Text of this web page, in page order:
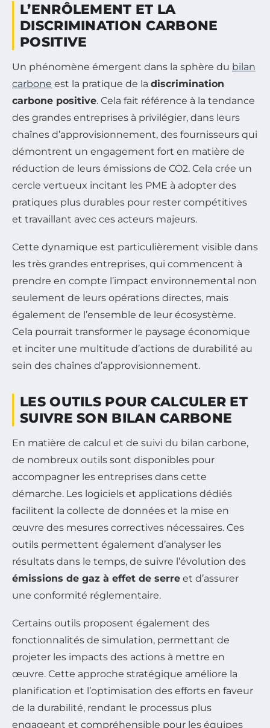
L’ENRÔLEMENT ET LA
DISCRIMINATION CARBONE
POSITIVE
Un phénomène émergent dans la sphère du bilan
carbone est la pratique de la discrimination
carbone positive. Cela fait référence à la tendance
des grandes entreprises à privilégier, dans leurs
chaînes d’approvisionnement, des fournisseurs qui
démontrent un engagement fort en matière de
réduction de leurs émissions de CO2. Cela crée un
cercle vertueux incitant les PME à adopter des
pratiques plus durables pour rester compétitives
et travaillant avec ces acteurs majeurs.
Cette dynamique est particulièrement visible dans
les très grandes entreprises, qui commencent à
prendre en compte l’impact environnemental non
seulement de leurs opérations directes, mais
également de l’ensemble de leur écosystème.
Cela pourrait transformer le paysage économique
et inciter une multitude d’actions de durabilité au
sein des chaînes d’approvisionnement.
LES OUTILS POUR CALCULER ET
SUIVRE SON BILAN CARBONE
En matière de calcul et de suivi du bilan carbone,
de nombreux outils sont disponibles pour
accompagner les entreprises dans cette
démarche. Les logiciels et applications dédiés
facilitent la collecte de données et la mise en
œuvre des mesures correctives nécessaires. Ces
outils permettent également d’analyser les
résultats dans le temps, de suivre l’évolution des
émissions de gaz à effet de serre et d’assurer
une conformité réglementaire.
Certains outils proposent également des
fonctionnalités de simulation, permettant de
projeter les impacts des actions à mettre en
œuvre. Cette approche stratégique améliore la
planification et l’optimisation des efforts en faveur
de la durabilité, rendant le processus plus
engageant et compréhensible pour les équipes